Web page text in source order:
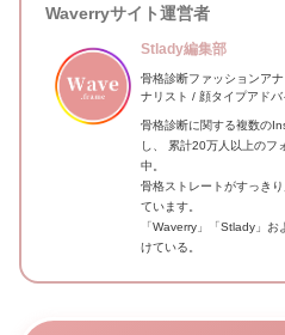
Waverryサイト運営者
Stlady編集部
骨格診断ファッションア
ナリスト / 顔タイプアドバ
骨格診断に関する複数の
し、 累計20万人以上のフ
中。
骨格ストレートがすっき
ています。
「Waverry」「Stlady」
けている。